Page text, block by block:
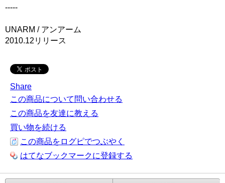
-----
UNARM / アンアーム
2010.12リリース
Share
この商品について問い合わせる
この商品を友達に教える
買い物を続ける
この商品をログピでつぶやく
はてなブックマークに登録する